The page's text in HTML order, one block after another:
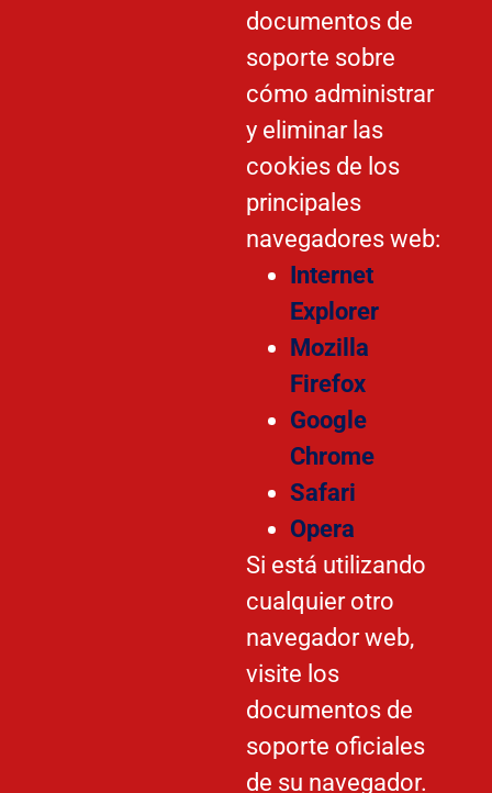
documentos de
soporte sobre
cómo administrar
y eliminar las
cookies de los
principales
navegadores web:
Internet
Explorer
Mozilla
Firefox
Google
Chrome
Safari
Opera
Si está utilizando
cualquier otro
navegador web,
visite los
documentos de
soporte oficiales
de su navegador.